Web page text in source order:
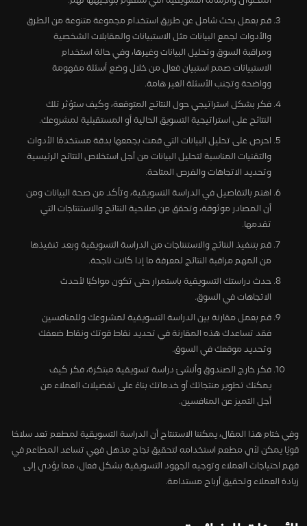
قم بعمل بحث شامل عن طريق استخدام مجموعة متنوعة من الطرق
والأدوات لجمع البيانات مثل الاستبيانات والمقابلات الشخصية
ومراقبة السوق وتحليل البيانات وغيرها، وفي حالة استخدام
الاستبيانات صمم استبيان فعال من خلال وضع أسئلة مفهومة
وواضحة وتجنب الأسئلة الغير هامة.
فكر بشكل استراتيجي حول النتائج المتوقعة، وكيف ستؤثر تلك
النتائج على استراتيجية التسويق الحالية أو المستقبلية لمشروعك.
احرص على تحليل البيانات التي قمت بجمعها بدقة مستخدمًا الأدوات
والتقنيات المناسبة لتحليل البيانات من أجل استخلاص النتائج الرئيسية
وتحديد الاتجاهات والفرص المتاحة.
اهتم بالتفاصيل في الدراسة التسويقية، وتأكد من صحة البيانات ومن
أن المصادر موثوقة، وتحقق من صلاحية النتائج والاستنتاجات التي
تقدمها.
قم بتنفيذ النتائج والاستنتاجات من الدراسة التسويقية وبعد تنفيذها
من المهم مراقبة النتائج لمعرفة ما إذا كانت ناجحة.
حدث دراستك التسويقية باستمرار حتى تكون مواكبًا لأحدث
الاتجاهات في السوق.
قم بعمل مقارنة بين الدراسة التسويقية لمشروعك وللمنافسين
فقد تساعدك هذه المقارنة في تحديد نقاط قوتك ونقاط ضعفك
وتحديد موقعك في السوق.
فكر خارج الصندوق وأنشئ دراسة تسويقية مبتكرة، فكر كيف
يمكنك تطوير منتجاتك أو خدماتك بناءً على تفضيلات العملاء من
أجل التميز عن المنافسين.
وفي ختام هذا المقال، يمكننا الاستنتاج أن الدراسة التسويقية لمطعم تعد سلاحًا
قويًا يمكن لأي مطعم استخدامه لتحقيق نجاح مذهل فهي تساعد المطاعم في
فهم احتياجات العملاء وتوجيه الجهود التسويقية بشكل فعال، مما يؤدي إلى
زيادة العملاء وتحقيق أرباح مستدامة.